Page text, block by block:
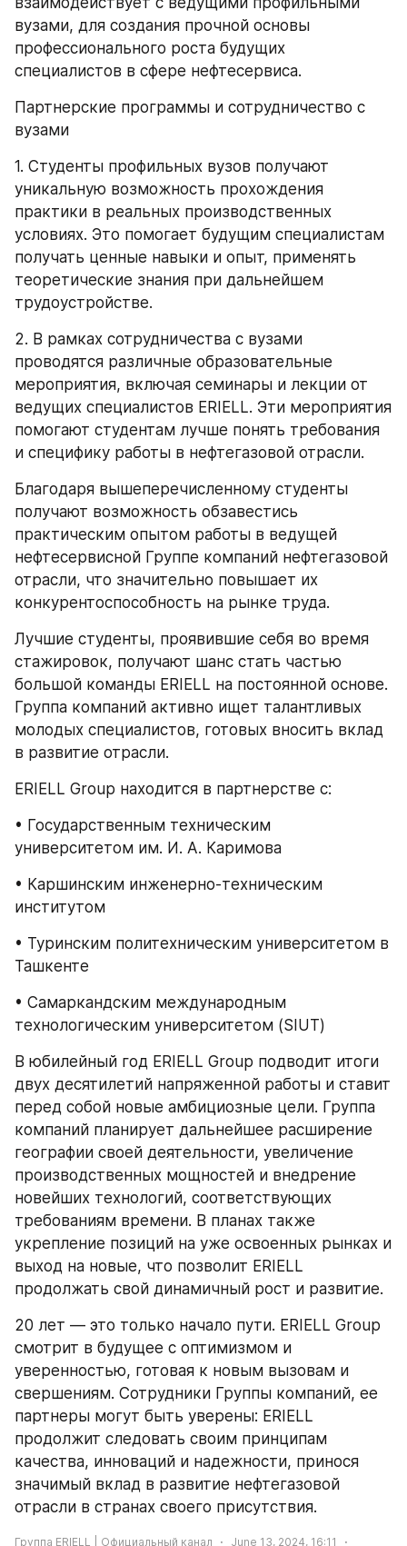
вузами, для создания прочной основы
профессионального роста будущих
специалистов в сфере нефтесервиса.
Партнерские программы и сотрудничество с
вузами
1. Студенты профильных вузов получают
уникальную возможность прохождения
практики в реальных производственных
условиях. Это помогает будущим специалистам
получать ценные навыки и опыт, применять
теоретические знания при дальнейшем
трудоустройстве.
2. В рамках сотрудничества с вузами
проводятся различные образовательные
мероприятия, включая семинары и лекции от
ведущих специалистов ERIELL. Эти мероприятия
помогают студентам лучше понять требования
и специфику работы в нефтегазовой отрасли.
Благодаря вышеперечисленному студенты
получают возможность обзавестись
практическим опытом работы в ведущей
нефтесервисной Группе компаний нефтегазовой
отрасли, что значительно повышает их
конкурентоспособность на рынке труда.
Лучшие студенты, проявившие себя во время
стажировок, получают шанс стать частью
большой команды ERIELL на постоянной основе.
Группа компаний активно ищет талантливых
молодых специалистов, готовых вносить вклад
в развитие отрасли.
ERIELL Group находится в партнерстве с:
• Государственным техническим
университетом им. И. А. Каримова
• Каршинским инженерно-техническим
институтом
• Туринским политехническим университетом в
Ташкенте
• Самаркандским международным
технологическим университетом (SIUT)
В юбилейный год ERIELL Group подводит итоги
двух десятилетий напряженной работы и ставит
перед собой новые амбициозные цели. Группа
компаний планирует дальнейшее расширение
географии своей деятельности, увеличение
производственных мощностей и внедрение
новейших технологий, соответствующих
требованиям времени. В планах также
укрепление позиций на уже освоенных рынках и
выход на новые, что позволит ERIELL
продолжать свой динамичный рост и развитие.
20 лет — это только начало пути. ERIELL Group
смотрит в будущее с оптимизмом и
уверенностью, готовая к новым вызовам и
свершениям. Сотрудники Группы компаний, ее
партнеры могут быть уверены: ERIELL
продолжит следовать своим принципам
качества, инноваций и надежности, принося
значимый вклад в развитие нефтегазовой
отрасли в странах своего присутствия.
Группа ERIELL | Официальный канал June 13, 2024, 16:11